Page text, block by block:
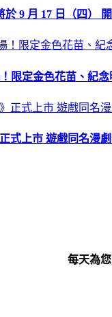
於 9 月 17 日（四）
限定金色花苗、紀
式上市 遊戲同名漫
每天為